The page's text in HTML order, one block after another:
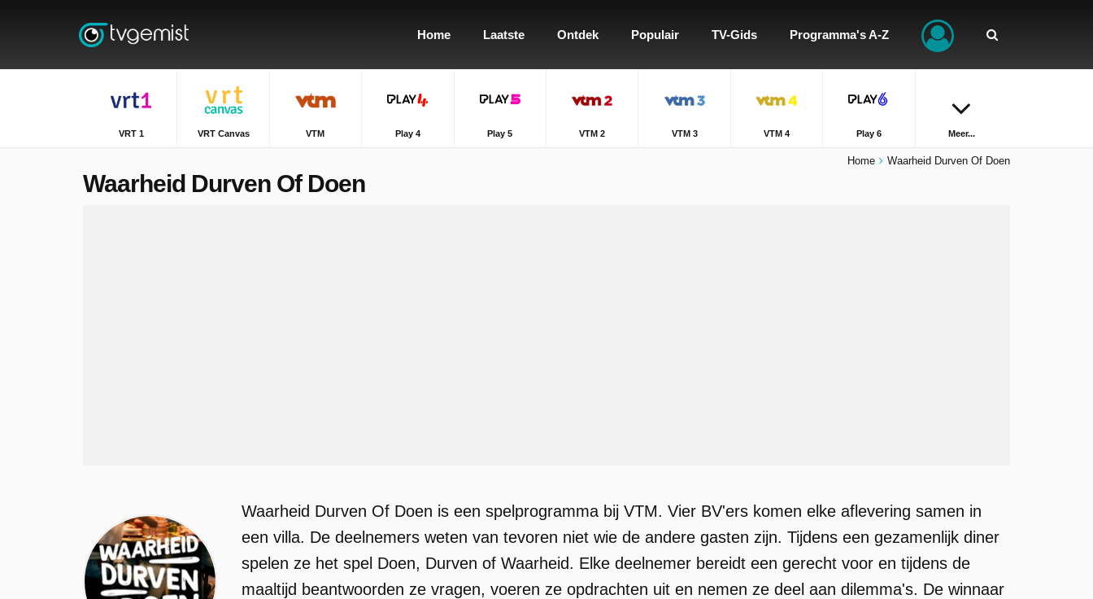
Home Laatste Ontdek Populair TV-Gids Programma's A-Z
VRT 1 VRT Canvas VTM Play 4 Play 5 VTM 2 VTM 3 VTM 4 Play 6 Meer...
Home Waarheid Durven Of Doen
Waarheid Durven Of Doen
Waarheid Durven Of Doen is een spelprogramma bij VTM. Vier BV'ers komen elke aflevering samen in
een villa. De deelnemers weten van tevoren niet wie de andere gasten zijn. Tijdens een gezamenlijk diner
spelen ze het spel Doen, Durven of Waarheid. Elke deelnemer bereidt een gerecht voor en tijdens de
maaltijd beantwoorden ze vragen, voeren ze opdrachten uit en nemen ze deel aan dilemma's. De winnaar